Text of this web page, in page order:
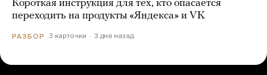
Короткая инструкция для тех, кто опасается
переходить на продукты «Яндекса» и VK
РАЗБОР 3 карточки 3 дня назад